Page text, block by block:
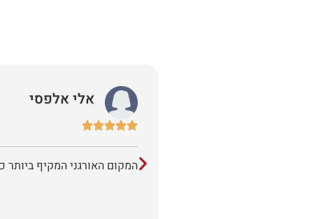
אלי אלפסי
המקום האורגני המקיף ביותר